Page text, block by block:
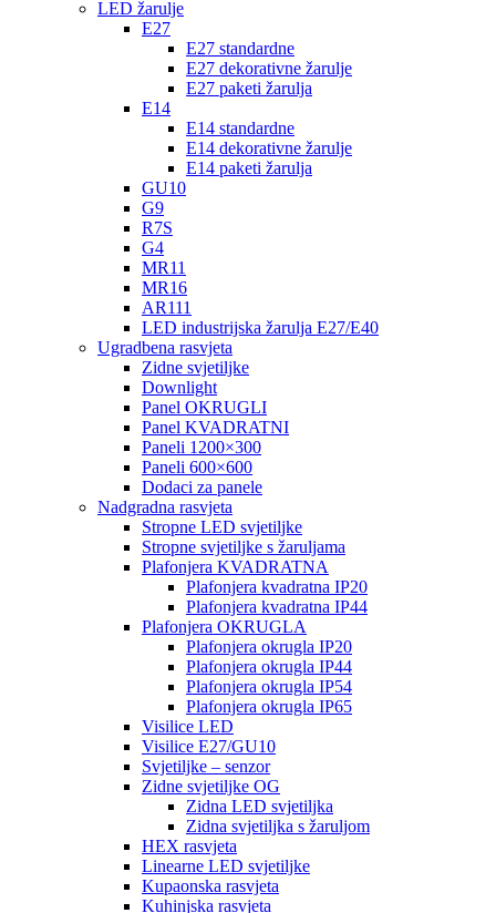
LED žarulje
E27
E27 standardne
E27 dekorativne žarulje
E27 paketi žarulja
E14
E14 standardne
E14 dekorativne žarulje
E14 paketi žarulja
GU10
G9
R7S
G4
MR11
MR16
AR111
LED industrijska žarulja E27/E40
Ugradbena rasvjeta
Zidne svjetiljke
Downlight
Panel OKRUGLI
Panel KVADRATNI
Paneli 1200×300
Paneli 600×600
Dodaci za panele
Nadgradna rasvjeta
Stropne LED svjetiljke
Stropne svjetiljke s žaruljama
Plafonjera KVADRATNA
Plafonjera kvadratna IP20
Plafonjera kvadratna IP44
Plafonjera OKRUGLA
Plafonjera okrugla IP20
Plafonjera okrugla IP44
Plafonjera okrugla IP54
Plafonjera okrugla IP65
Visilice LED
Visilice E27/GU10
Svjetiljke – senzor
Zidne svjetiljke OG
Zidna LED svjetiljka
Zidna svjetiljka s žaruljom
HEX rasvjeta
Linearne LED svjetiljke
Kupaonska rasvjeta
Kuhinjska rasvjeta